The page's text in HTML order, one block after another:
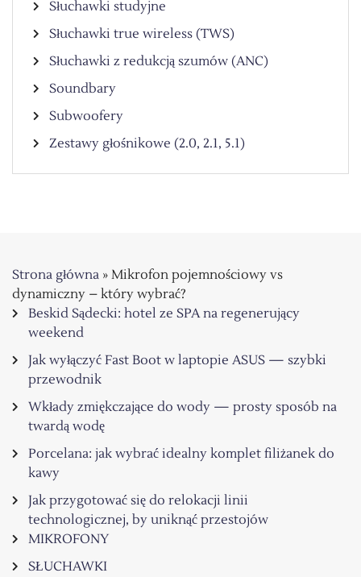
Słuchawki studyjne
Słuchawki true wireless (TWS)
Słuchawki z redukcją szumów (ANC)
Soundbary
Subwoofery
Zestawy głośnikowe (2.0, 2.1, 5.1)
Strona główna » Mikrofon pojemnościowy vs
dynamiczny – który wybrać?
Beskid Sądecki: hotel ze SPA na regenerujący
weekend
Jak wyłączyć Fast Boot w laptopie ASUS — szybki
przewodnik
Wkłady zmiękczające do wody — prosty sposób na
twardą wodę
Porcelana: jak wybrać idealny komplet filiżanek do
kawy
Jak przygotować się do relokacji linii
technologicznej, by uniknąć przestojów
MIKROFONY
SŁUCHAWKI